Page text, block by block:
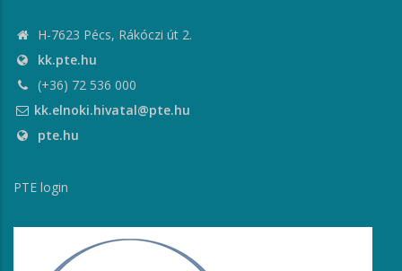
H-7623 Pécs, Rákóczi út 2.
kk.pte.hu
(+36) 72 536 000
kk.elnoki.hivatal@pte.hu
pte.hu
PTE login